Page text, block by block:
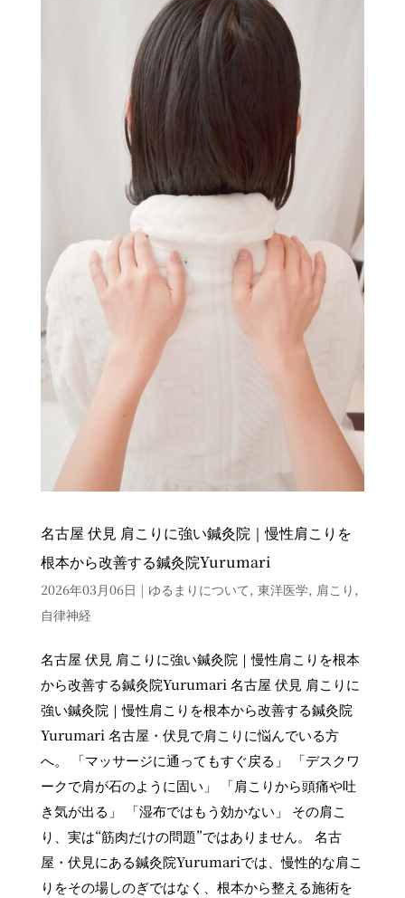
名古屋 伏見 肩こりに強い鍼灸院｜慢性肩こりを
根本から改善する鍼灸院Yurumari
2026年03月06日 | ゆるまりについて, 東洋医学, 肩こり ,
自律神経
名古屋 伏見 肩こりに強い鍼灸院｜慢性肩こりを根本
から改善する鍼灸院Yurumari 名古屋 伏見 肩こりに
強い鍼灸院｜慢性肩こりを根本から改善する鍼灸院
Yurumari 名古屋・伏見で肩こりに悩んでいる方
へ。 「マッサージに通ってもすぐ戻る」 「デスクワ
ークで肩が石のように固い」 「肩こりから頭痛や吐
き気が出る」 「湿布ではもう効かない」 その肩こ
り、実は“筋肉だけの問題”ではありません。 名古
屋・伏見にある鍼灸院Yurumariでは、慢性的な肩こ
りをその場しのぎではなく、根本から整える施術を